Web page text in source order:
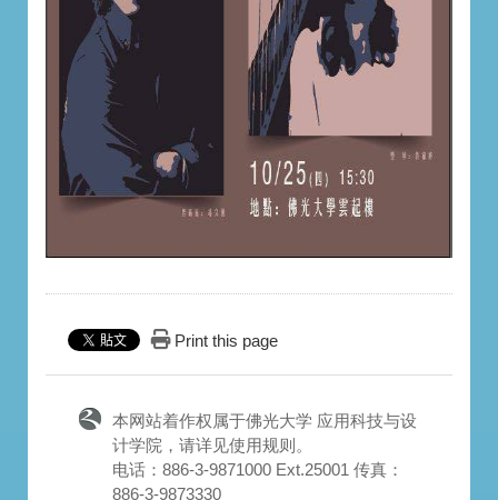
Print this page
本网站着作权属于佛光大学 应用科技与设
计学院，请详见使用规则 。
电话：886-3-9871000 Ext.25001 传真：
886-3-9873330